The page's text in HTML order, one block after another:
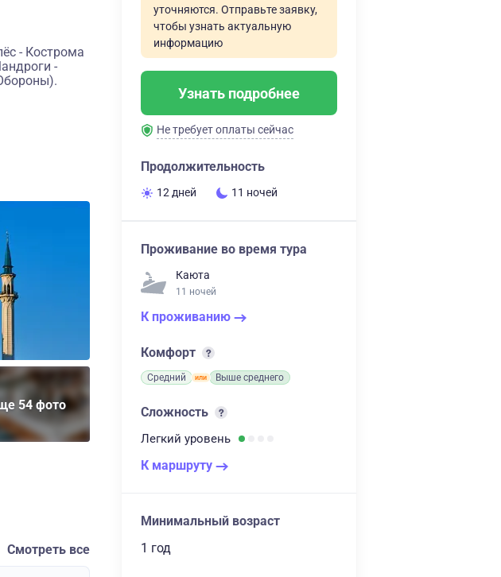
- Кострома
-
54 фото
Смотреть все
уточняются. Отправьте заявку,
чтобы узнать актуальную
информацию
Узнать подробнее
Не требует оплаты сейчас
Продолжительность
12 дней 11 ночей
Проживание во время тура
Каюта
11 ночей
К проживанию
Комфорт
Средний Выше среднего
Сложность
Легкий уровень
К маршруту
Минимальный возраст
1 год